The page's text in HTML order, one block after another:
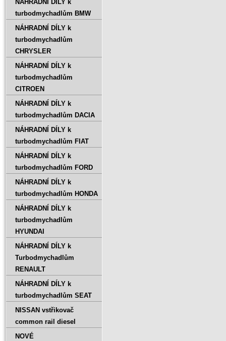
NÁHRADNÍ DÍLY k
turbodmychadlům BMW
NÁHRADNÍ DÍLY k
turbodmychadlům
CHRYSLER
NÁHRADNÍ DÍLY k
turbodmychadlům
CITROEN
NÁHRADNÍ DÍLY k
turbodmychadlům DACIA
NÁHRADNÍ DÍLY k
turbodmychadlům FIAT
NÁHRADNÍ DÍLY k
turbodmychadlům FORD
NÁHRADNÍ DÍLY k
turbodmychadlům HONDA
NÁHRADNÍ DÍLY k
turbodmychadlům
HYUNDAI
NÁHRADNÍ DÍLY k
Turbodmychadlům
RENAULT
NÁHRADNÍ DÍLY k
turbodmychadlům SEAT
NISSAN vstřikovač
common rail diesel
NOVÉ